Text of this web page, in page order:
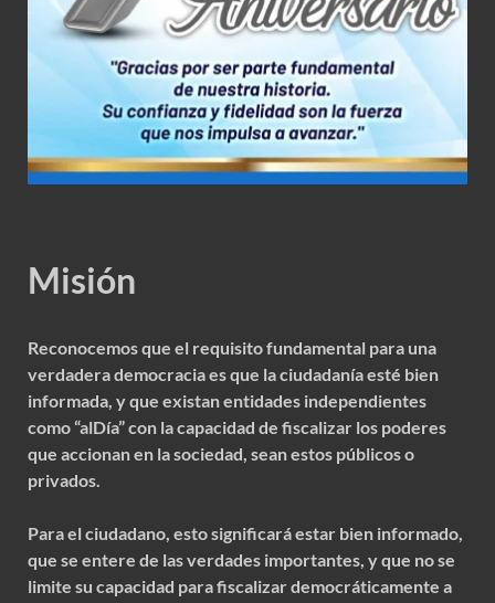
Misión
Reconocemos que el requisito fundamental para una
verdadera democracia es que la ciudadanía esté bien
informada, y que existan entidades independientes
como “alDía” con la capacidad de fiscalizar los poderes
que accionan en la sociedad, sean estos públicos o
privados.
Para el ciudadano, esto significará estar bien informado,
que se entere de las verdades importantes, y que no se
limite su capacidad para fiscalizar democráticamente a